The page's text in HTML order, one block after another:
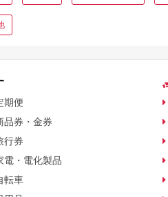
期便
品券・金券
行券
電・電化製品
転車